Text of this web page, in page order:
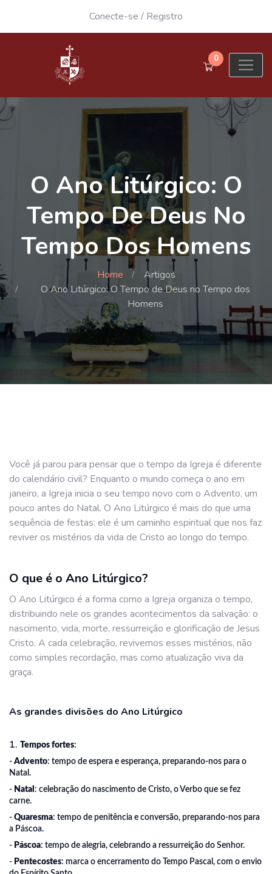
Conecte-se / Registro
0
O Ano Litúrgico: O
Tempo De Deus No
Tempo Dos Homens
Home
Artigos
O Ano Litúrgico: O Tempo de Deus no Tempo dos
Homens
Você já parou para pensar que o tempo da Igreja é diferente
do calendário civil? Enquanto o mundo começa o ano em
janeiro, a Igreja inicia o seu tempo novo com o Advento, um
pouco antes do Natal. O Ano Litúrgico é mais do que uma
sequência de festas: ele é um caminho espiritual que nos faz
reviver os mistérios da vida de Cristo ao longo do tempo.
O que é o Ano Litúrgico?
O Ano Litúrgico é a forma como a Igreja organiza o tempo,
distribuindo nele os grandes acontecimentos da salvação: o
nascimento, vida, morte, ressurreição e glorificação de Jesus
Cristo. A cada celebração, revivemos esses mistérios, não
como simples recordação, mas como atualização viva da
graça.
As grandes divisões do Ano Litúrgico
1. Tempos fortes:
- Advento: tempo de espera e esperança, preparando-nos para o
Natal.
- Natal : celebração do nascimento de Cristo, o Verbo que se fez
carne.
- Quaresma: tempo de penitência e conversão, preparando-nos para
a Páscoa.
- Páscoa: tempo de alegria, celebrando a ressurreição do Senhor.
- Pentecostes: marca o encerramento do Tempo Pascal, com o envio